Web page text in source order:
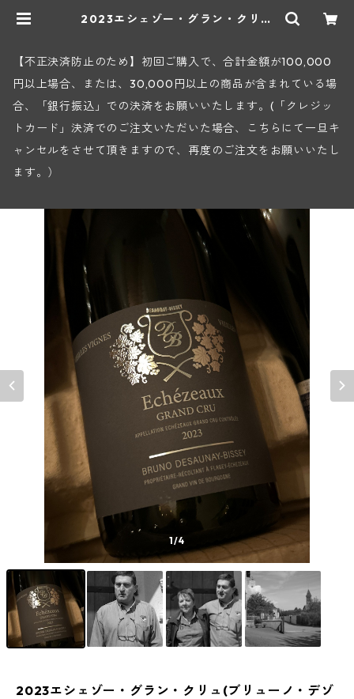
2023エシェゾー・グラン・クリュ
【不正決済防止のため】初回ご購入で、合計金額が100,000
円以上場合、または、30,000円以上の商品が含まれている場
合、「銀行振込」での決済をお願いいたします。(「クレジッ
トカード」決済でのご注文いただいた場合、こちらにて一旦キ
ャンセルをさせて頂きますので、再度のご注文をお願いいたし
ます。）
1/4
2023エシェゾー・グラン・クリュ(ブリューノ・デゾ